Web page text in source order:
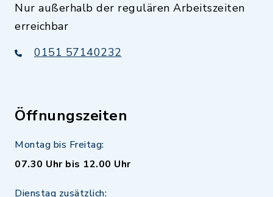
Nur außerhalb der regulären Arbeitszeiten
erreichbar
0151 57140232
Öffnungszeiten
Montag bis Freitag:
07.30 Uhr bis 12.00 Uhr
Dienstag zusätzlich: